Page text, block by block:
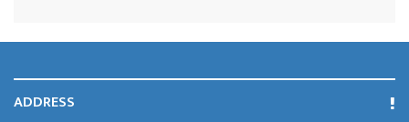
ADDRESS